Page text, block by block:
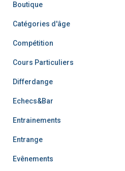
Boutique
Catégories d'âge
Compétition
Cours Particuliers
Differdange
Echecs&Bar
Entrainements
Entrange
Evênements